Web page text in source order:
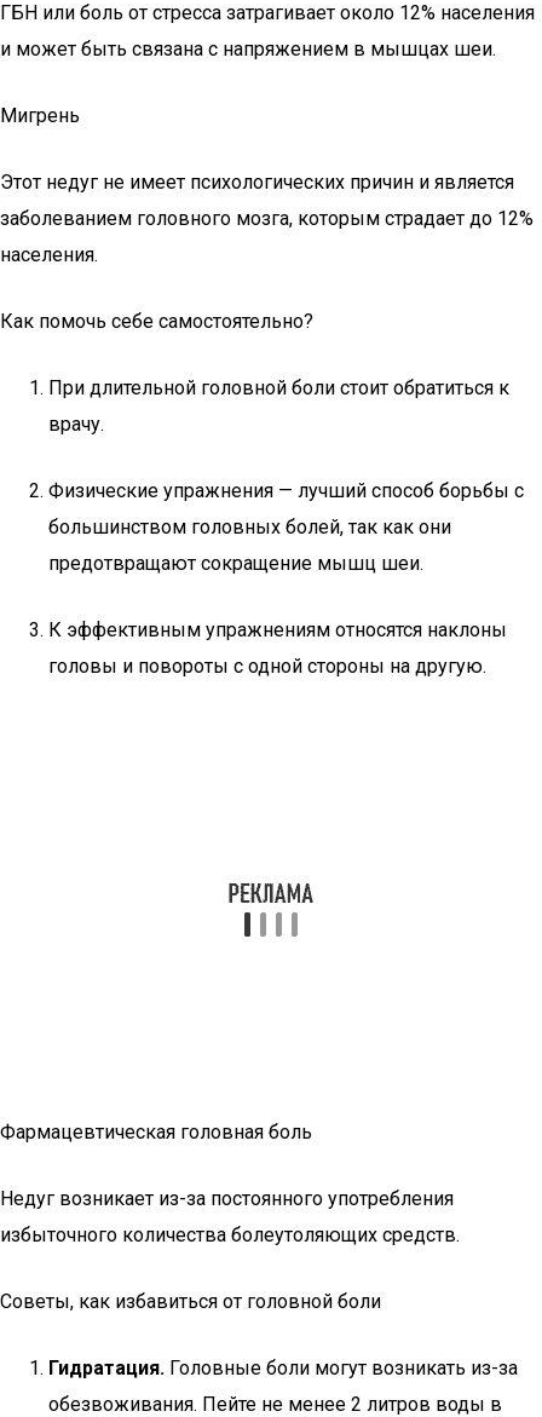
ГБН или боль от стресса затрагивает около 12% населения
и может быть связана с напряжением в мышцах шеи.
Мигрень
Этот недуг не имеет психологических причин и является
заболеванием головного мозга, которым страдает до 12%
населения.
Как помочь себе самостоятельно?
При длительной головной боли стоит обратиться к
врачу.
Физические упражнения — лучший способ борьбы с
большинством головных болей, так как они
предотвращают сокращение мышц шеи.
К эффективным упражнениям относятся наклоны
головы и повороты с одной стороны на другую.
Фармацевтическая головная боль
Недуг возникает из-за постоянного употребления
избыточного количества болеутоляющих средств.
Советы, как избавиться от головной боли
Гидратация. Головные боли могут возникать из-за
обезвоживания. Пейте не менее 2 литров воды в